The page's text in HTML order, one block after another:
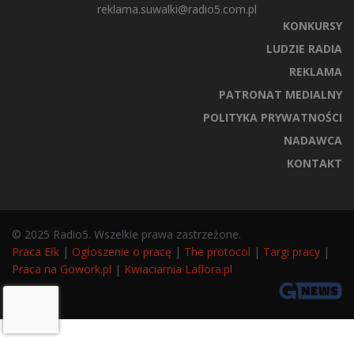
reklama.suwalki@radio5.com.pl
KONKURSY
LUDZIE RADIA
REKLAMA
PATRONAT MEDIALNY
POLITYKA PRYWATNOŚCI
NADAWCA
KONTAKT
© 2025 Radio5. Wszelkie prawa zastrzeżone.
Praca Ełk | Ogłoszenie o pracę | The protocol | Targi pracy |
Praca na Gowork.pl | Kwiaciarnia Laflora.pl